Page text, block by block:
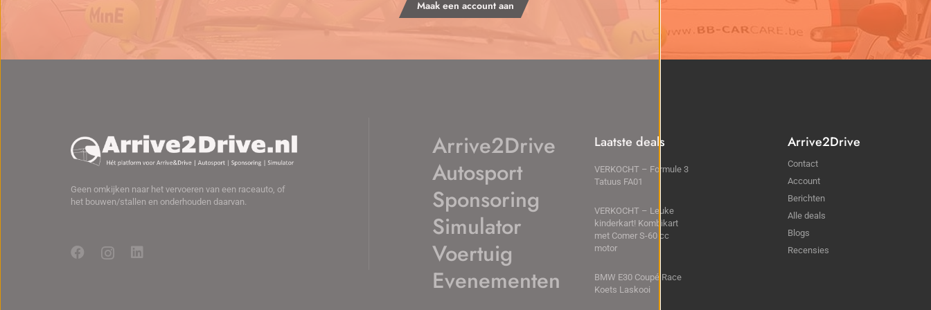
Maak een account aan
Geen omkijken naar het vervoeren van een raceauto, of
het bouwen/stallen en onderhouden daarvan.
Arrive2Drive
Autosport
Sponsoring
Simulator
Voertuig
Evenementen
Laatste deals
VERKOCHT – Formule 3
Tatuus FA01
VERKOCHT – Leuke
kinderkart! Kombikart
met Comer S-60 cc
motor
BMW E30 Coupé Race
Koets Laskooi
Arrive2Drive
Contact
Account
Berichten
Alle deals
Blogs
Recensies